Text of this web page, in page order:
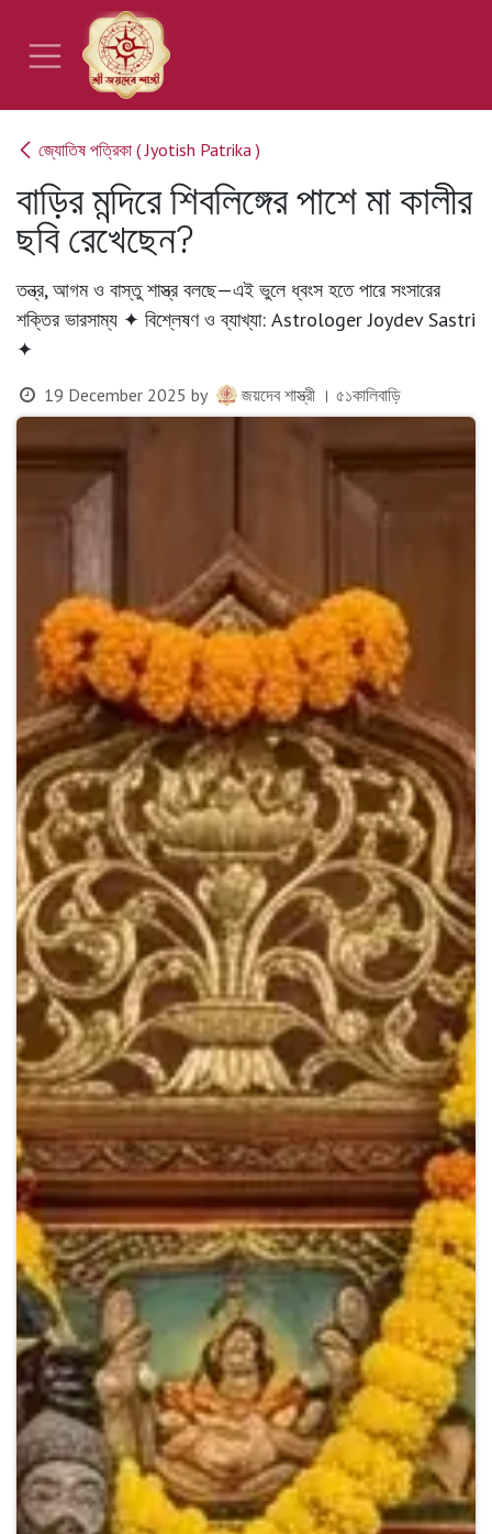
Skip to Content
জ্যোতিষ পত্রিকা ( Jyotish Patrika )
বাড়ির মন্দিরে শিবলিঙ্গের পাশে মা কালীর
ছবি রেখেছেন?
তন্ত্র, আগম ও বাস্তু শাস্ত্র বলছে—এই ভুলে ধ্বংস হতে পারে সংসারের
শক্তির ভারসাম্য ✦ বিশ্লেষণ ও ব্যাখ্যা: Astrologer Joydev Sastri
✦
19 December 2025 by জয়দেব শাস্ত্রী । ৫১কালিবাড়ি